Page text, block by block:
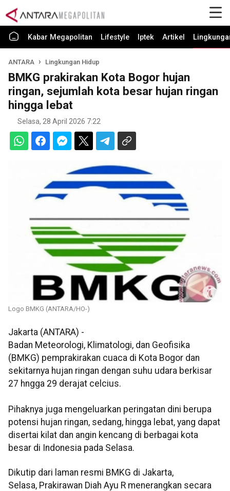
Kabar Megapolitan Lifestyle Iptek Artikel
ANTARA Lingkungan Hidup
BMKG prakirakan Kota Bogor hujan
ringan, sejumlah kota besar hujan ringan
hingga lebat
Selasa, 28 April 2026 7:22
Logo BMKG (ANTARA/HO-)
Jakarta (ANTARA) -
Badan Meteorologi, Klimatologi, dan Geofisika
(BMKG) pemprakirakan cuaca di Kota Bogor dan
sekitarnya hujan ringan dengan suhu udara berkisar
27 hngga 29 derajat celcius.
Pihaknya juga mengeluarkan peringatan dini berupa
potensi hujan ringan, sedang, hingga lebat, yang dapat
disertai kilat dan angin kencang di berbagai kota
besar di Indonesia pada Selasa.
Dikutip dari laman resmi BMKG di Jakarta,
Selasa, Prakirawan Diah Ayu R menerangkan secara